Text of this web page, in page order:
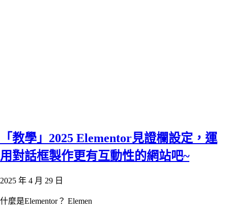
「教學」2025 Elementor見證欄設定，運
用對話框製作更有互動性的網站吧~
2025 年 4 月 29 日
什麼是Elementor？ Elemen